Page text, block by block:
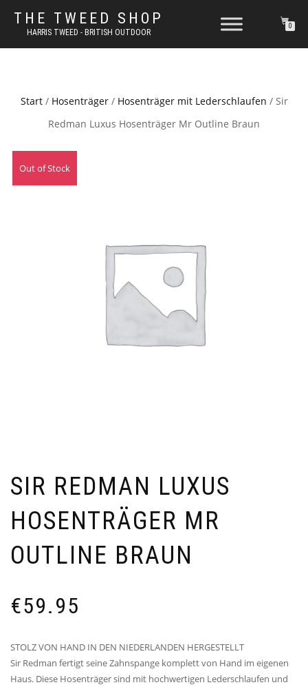
THE TWEED SHOP
HARRIS TWEED - BRITISH OUTDOOR
0
Start/ Hosenträger/ Hosenträger mit Lederschlaufen / Sir
Redman Luxus Hosenträger Mr Outline Braun
Out of Stock
SIR REDMAN LUXUS
HOSENTRÄGER MR
OUTLINE BRAUN
€59.95
STOLZ VON HAND IN DEN NIEDERLANDEN HERGESTELLT
Sir Redman fertigt seine Zahnspange komplett von Hand im eigenen
Haus. Diese Hosenträger sind mit hochwertigen Lederschlaufen und